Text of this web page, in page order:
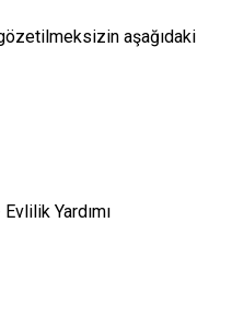
aşağıdaki
Yardımı